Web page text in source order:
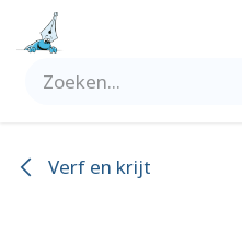
Overslaan naar inhoud
Verf en krijt